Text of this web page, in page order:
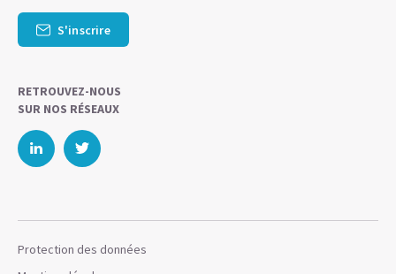
S'inscrire
RETROUVEZ-NOUS
SUR NOS RÉSEAUX
Protection des données